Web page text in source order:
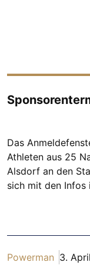
Das
Athleten aus 25
Alsdorf an den
sich mit den Infos
Powerman 3.